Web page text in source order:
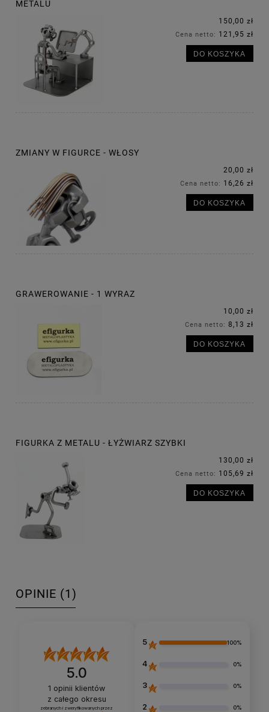
METALU
150,00 zł
Cena netto: 121,95 zł
DO KOSZYKA
ZMIANY W FIGURCE - WŁOSY
20,00 zł
Cena netto: 16,26 zł
DO KOSZYKA
GRAWEROWANIE - 1 WYRAZ
10,00 zł
Cena netto: 8,13 zł
DO KOSZYKA
FIGURKA Z METALU - ŁYŻWIARZ SZYBKI
130,00 zł
Cena netto: 105,69 zł
DO KOSZYKA
OPINIE (1)
5.0
1 opinii klientów
z całego okresu
zebranych i zweryfikowanych przez
5 100%
4 0%
3 0%
2 0%